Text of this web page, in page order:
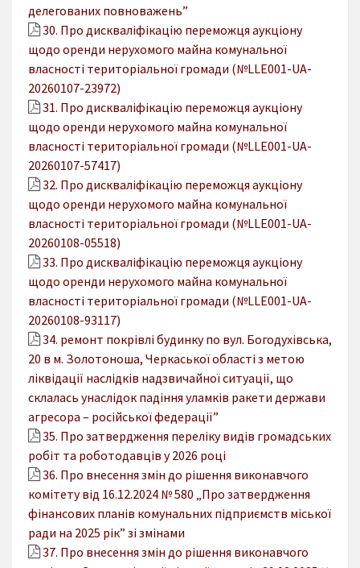
делегованих повноважень”
30. Про дискваліфікацію переможця аукціону
щодо оренди нерухомого майна комунальної
власності територіальної громади (№LLE001-UA-
20260107-23972)
31. Про дискваліфікацію переможця аукціону
щодо оренди нерухомого майна комунальної
власності територіальної громади (№LLE001-UA-
20260107-57417)
32. Про дискваліфікацію переможця аукціону
щодо оренди нерухомого майна комунальної
власності територіальної громади (№LLE001-UA-
20260108-05518)
33. Про дискваліфікацію переможця аукціону
щодо оренди нерухомого майна комунальної
власності територіальної громади (№LLE001-UA-
20260108-93117)
34. ремонт покрівлі будинку по вул. Богодухівська,
20 в м. Золотоноша, Черкаської області з метою
ліквідації наслідків надзвичайної ситуації, що
склалась унаслідок падіння уламків ракети держави
агресора – російської федерації”
35. Про затвердження переліку видів громадських
робіт та роботодавців у 2026 році
36. Про внесення змін до рішення виконавчого
комітету від 16.12.2024 № 580 „Про затвердження
фінансових планів комунальних підприємств міської
ради на 2025 рік” зі змінами
37. Про внесення змін до рішення виконавчого